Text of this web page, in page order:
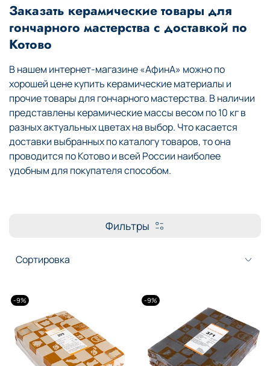
Заказать керамические товары для
гончарного мастерства с доставкой по
Котово
В нашем интернет-магазине «АфинА» можно по
хорошей цене купить керамические материалы и
прочие товары для гончарного мастерства. В наличии
представлены керамические массы весом по 10 кг в
разных актуальных цветах на выбор. Что касается
доставки выбранных по каталогу товаров, то она
проводится по Котово и всей России наиболее
удобным для покупателя способом.
Фильтры
-9% -9%